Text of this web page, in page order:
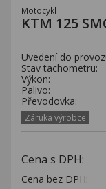
Motocykl
KTM 125
Uvedení do
Stav tachometru:
Výkon:
Palivo:
Převodovka:
Záruka výrobce
Cena s DPH:
Cena bez DPH: